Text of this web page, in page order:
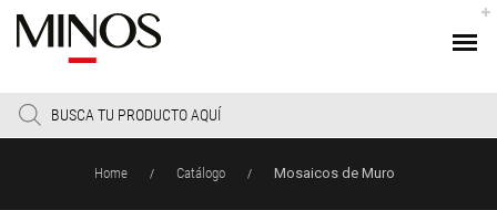
Products
search
Home / Catálogo / Mosaicos de Muro